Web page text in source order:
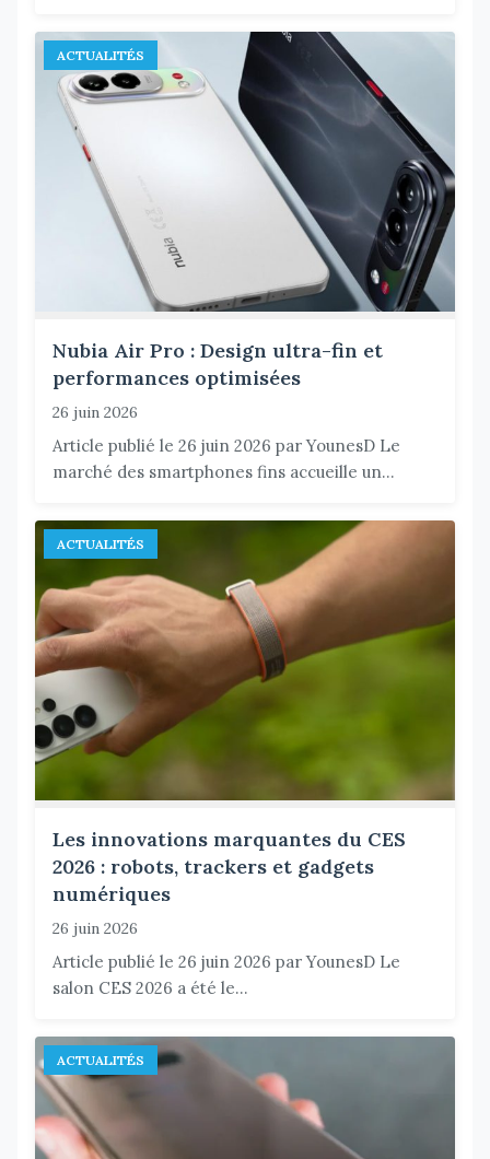
ACTUALITÉS
Nubia Air Pro : Design ultra-fin et
performances optimisées
26 juin 2026
Article publié le 26 juin 2026 par YounesD Le
marché des smartphones fins accueille un...
ACTUALITÉS
Les innovations marquantes du CES
2026 : robots, trackers et gadgets
numériques
26 juin 2026
Article publié le 26 juin 2026 par YounesD Le
salon CES 2026 a été le...
ACTUALITÉS